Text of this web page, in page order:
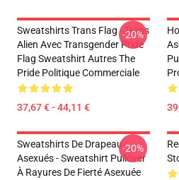
Sweatshirts Trans Flag - Trans
Alien Avec Transgender Pride
Flag Sweatshirt Autres The
Pride Politique Commerciale
37,67 € - 44,11 €
-20%
Sweatshirts De Drapeau
Asexués - Sweatshirt Pullover
À Rayures De Fierté Asexuée
-20%